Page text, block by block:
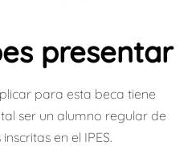
presentar
para esta beca tiene
ser un alumno regular de
en el IPES.